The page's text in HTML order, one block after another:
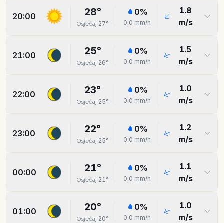
20:00 28°
Osjećaj 27°
0%
0.0 mm/h
1.8
m/s
21:00 25°
Osjećaj 26°
0%
0.0 mm/h
1.5
m/s
22:00 23°
Osjećaj 25°
0%
0.0 mm/h
1.0
m/s
23:00 22°
Osjećaj 25°
0%
0.0 mm/h
1.2
m/s
00:00 21°
Osjećaj 21°
0%
0.0 mm/h
1.1
m/s
01:00 20°
Osjećaj 20°
0%
0.0 mm/h
1.0
m/s